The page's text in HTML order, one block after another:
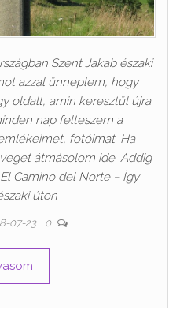
Szent Jakab északi
azzal ünneplem, hogy
oldalt, amin keresztül újra
nap felteszem a
fotóimat. Ha
átmásolom ide. Addig
Camino del Norte – Így
úton
07-23 0